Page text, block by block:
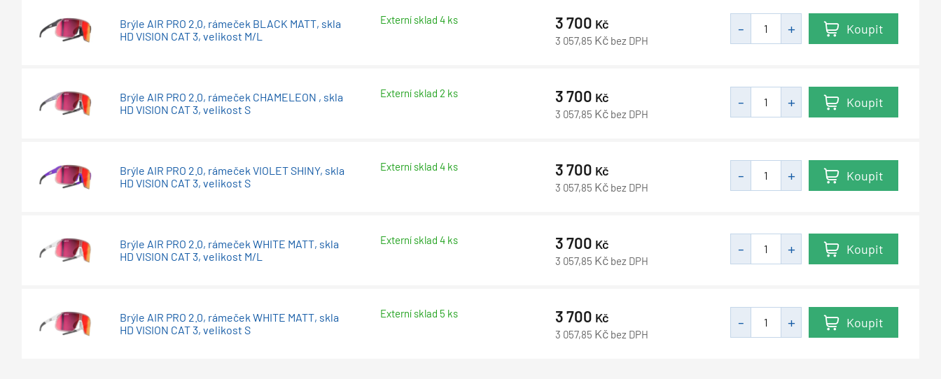
Brýle AIR PRO 2.0, rámeček BLACK MATT, skla
HD VISION CAT 3, velikost M/L
Externí sklad 4 ks 3 700 Kč
3 057,85 Kč bez DPH
Koupit
Brýle AIR PRO 2.0, rámeček CHAMELEON , skla
HD VISION CAT 3, velikost S
Externí sklad 2 ks 3 700 Kč
3 057,85 Kč bez DPH
Koupit
Brýle AIR PRO 2.0, rámeček VIOLET SHINY, skla
HD VISION CAT 3, velikost S
Externí sklad 4 ks 3 700 Kč
3 057,85 Kč bez DPH
Koupit
Brýle AIR PRO 2.0, rámeček WHITE MATT, skla
HD VISION CAT 3, velikost M/L
Externí sklad 4 ks 3 700 Kč
3 057,85 Kč bez DPH
Koupit
Brýle AIR PRO 2.0, rámeček WHITE MATT, skla
HD VISION CAT 3, velikost S
Externí sklad 5 ks 3 700 Kč
3 057,85 Kč bez DPH
Koupit